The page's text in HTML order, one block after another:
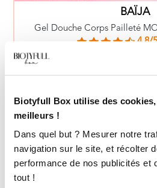
Biotyfull Box utilise des
meilleurs !
Dans quel but ? Mesurer notre
navigation sur le site, et récolter
performance de nos publicités et
tout !
BAÏJA
Gel Douche Corps Pailleté
4.8/